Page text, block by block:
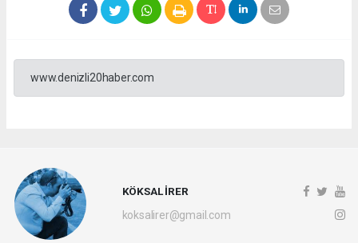
www.denizli20haber.com
KÖKSAL İRER
koksalirer@gmail.com